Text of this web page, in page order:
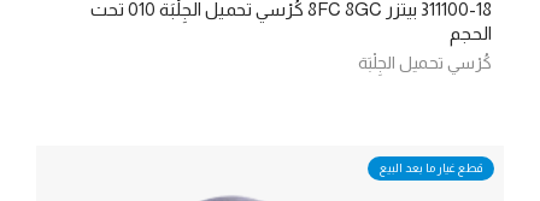
311100-18 بيتزر 8FC 8GC كُرْسي تحميل الجِلْبَة 010 تحت
الحجم
كُرْسي تحميل الجِلْبَة
قطع غيار ما بعد البيع